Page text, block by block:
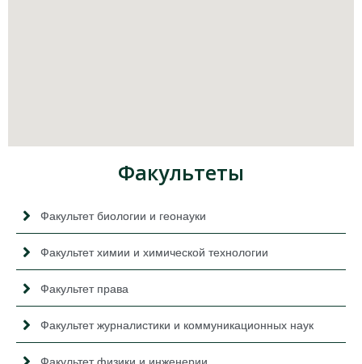
Факультеты
Факультет биологии и геонауки
Факультет химии и химической технологии
Факультет права
Факультет журналистики и коммуникационных наук